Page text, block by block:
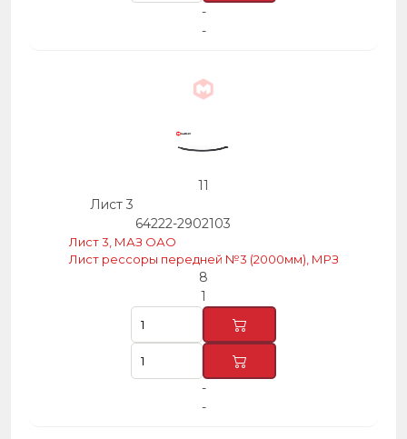
-
-
11
Лист 3
64222-2902103
Лист 3, МАЗ ОАО
Лист рессоры передней №3 (2000мм), МРЗ
8
1
-
-